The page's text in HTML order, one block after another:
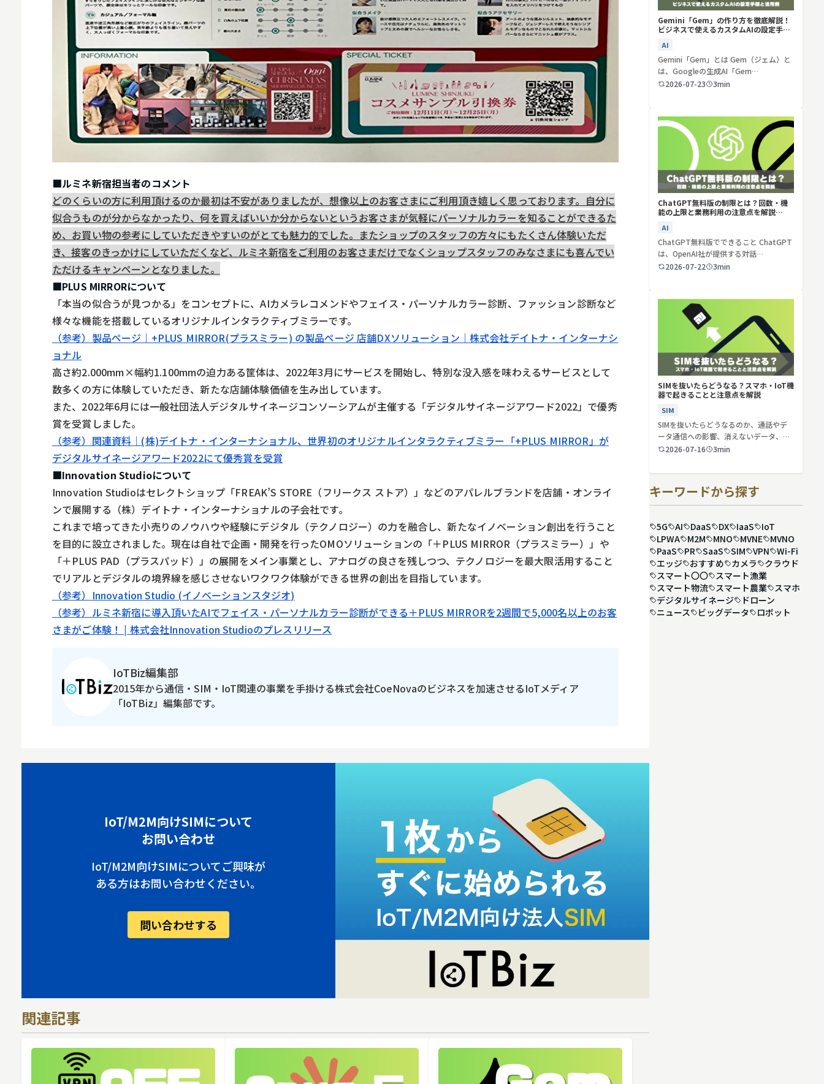
■ルミネ新宿担当者のコメント
どのくらいの方に利用頂けるのか最初は不安がありましたが、想像以上のお客さまにご利用頂き嬉しく思っております。自分に
似合うものが分からなかったり、何を買えばいいか分からないというお客さまが気軽にパーソナルカラーを知ることができるた
め、お買い物の参考にしていただきやすいのがとても魅力的でした。またショップのスタッフの方々にもたくさん体験いただ
き、接客のきっかけにしていただくなど、ルミネ新宿をご利用のお客さまだけでなくショップスタッフのみなさまにも喜んでい
ただけるキャンペーンとなりました。
■PLUS MIRRORについて
「本当の似合うが見つかる」をコンセプトに、AIカメラレコメンドやフェイス・パーソナルカラー診断、ファッション診断など
様々な機能を搭載しているオリジナルインタラクティブミラーです。
（参考）製品ページ｜+PLUS MIRROR(プラスミラー) の製品ページ 店舗DXソリューション｜株式会社デイトナ・インターナシ
ョナル
高さ約2.000mm×幅約1.100mmの迫力ある筐体は、2022年3月にサービスを開始し、特別な没入感を味わえるサービスとして
数多くの方に体験していただき、新たな店舗体験価値を生み出しています。
また、2022年6月には一般社団法人デジタルサイネージコンソーシアムが主催する「デジタルサイネージアワード2022」で優秀
賞を受賞しました。
（参考）関連資料｜(株)デイトナ・インターナショナル、世界初のオリジナルインタラクティブミラー「+PLUS MIRROR」が
デジタルサイネージアワード2022にて優秀賞を受賞
■Innovation Studioについて
Innovation Studioはセレクトショップ「FREAK’S STORE（フリークス ストア）」などのアパレルブランドを店舗・オンライ
ンで展開する（株）デイトナ・インターナショナルの子会社です。
これまで培ってきた小売りのノウハウや経験にデジタル（テクノロジー）の力を融合し、新たなイノベーション創出を行うこと
を目的に設立されました。現在は自社で企画・開発を行ったOMOソリューションの「＋PLUS MIRROR（プラスミラー）」や
「＋PLUS PAD（プラスパッド）」の展開をメイン事業とし、アナログの良さを残しつつ、テクノロジーを最大限活用すること
でリアルとデジタルの境界線を感じさせないワクワク体験ができる世界の創出を目指しています。
（参考）Innovation Studio (イノベーションスタジオ)
（参考）ルミネ新宿に導入頂いたAIでフェイス・パーソナルカラー診断ができる＋PLUS MIRRORを2週間で5,000名以上のお客
さまがご体験！ | 株式会社Innovation Studioのプレスリリース
IoTBiz編集部
2015年から通信・SIM・IoT関連の事業を手掛ける株式会社CoeNovaのビジネスを加速させるIoTメディア
「IoTBiz」編集部です。
IoT/M2M向けSIMについて
お問い合わせ
IoT/M2M向けSIMについてご興味が
ある方はお問い合わせください。
問い合わせする
関連記事
Gemini「Gem」の作り方を徹底解説！
ビジネスで使えるカスタムAIの設定手順
AI
Gemini「Gem」とは Gem（ジェム）と
は、Googleの生成AI「Gem…
2026-07-23
3min
ChatGPT無料版の制限とは？回数・機
能の上限と業務利用の注意点を解説
AI
ChatGPT無料版でできること ChatGPT
は、OpenAI社が提供する対話…
2026-07-22
3min
SIMを抜いたらどうなる？スマホ・IoT機
器で起きることと注意点を解説
SIM
SIMを抜いたらどうなるのか、通話やデ
ータ通信への影響、消えないデータ、解
約や端…
2026-07-16 3min
キーワードから探す
5G AI DaaS DX IaaS
IoT
LPWA
M2M MNO MVNE
MVNO
PaaS
PR SaaS SIM VPN
Wi-Fi
エッジ
おすすめ カメラ
クラウド
スマート〇〇
スマート漁業
スマート物流
スマート農業
スマホ
デジタルサイネージ
ドローン
ニュース
ビッグデータ ロボット